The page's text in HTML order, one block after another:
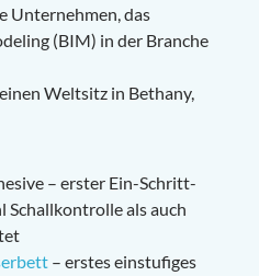
Unternehmen, das
(BIM) in der Branche
Weltsitz in Bethany,
– erster Ein-Schritt-
Schallkontrolle als auch
– erstes einstufiges